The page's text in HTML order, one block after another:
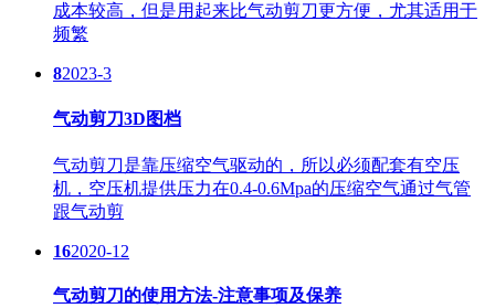
成本较高，但是用起来比气动剪刀更方便，尤其适用于
频繁
82023-3
气动剪刀3D图档
气动剪刀是靠压缩空气驱动的，所以必须配套有空压
机，空压机提供压力在0.4-0.6Mpa的压缩空气通过气管
跟气动剪
162020-12
气动剪刀的使用方法-注意事项及保养